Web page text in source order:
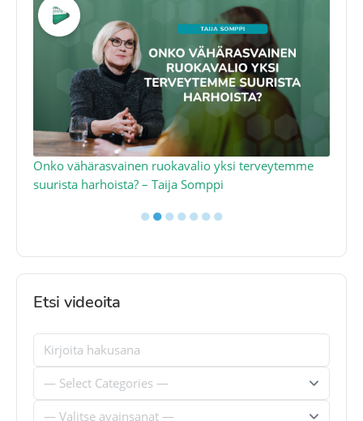
Onko vähärasvainen ruokavalio yksi terveytemme
suurista harhoista? – Taija Somppi
●●●●●●●
Etsi videoita